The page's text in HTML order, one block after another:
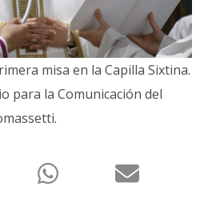
misa en la Capilla Sixtina.
para la Comunicación del